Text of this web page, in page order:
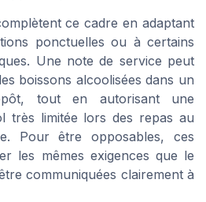
ce cadre en adaptant
ponctuelles ou à certains
Une note de service peut
boissons alcoolisées dans un
tout en autorisant une
très limitée lors des repas au
Pour être opposables, ces
les mêmes exigences que le
communiquées clairement à